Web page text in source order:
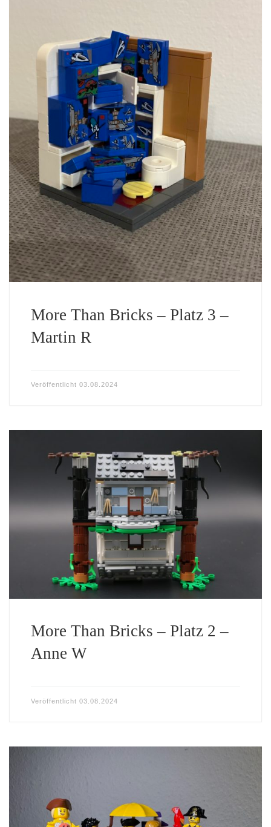
More Than Bricks – Platz 3 –
Martin R
Veröffentlicht 03.08.2024
More Than Bricks – Platz 2 –
Anne W
Veröffentlicht 03.08.2024